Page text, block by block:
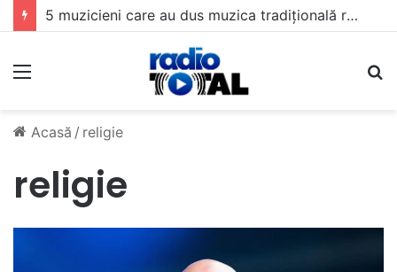
5 muzicieni care au dus muzica tradițională românească la un alt nivel
Meniu
Acasă / religie
religie